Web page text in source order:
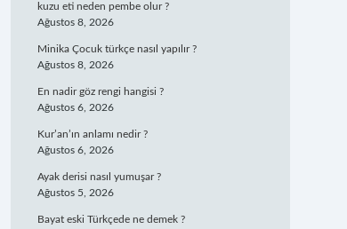
kuzu eti neden pembe olur ?
Ağustos 8, 2026
Minika Çocuk türkçe nasıl yapılır ?
Ağustos 8, 2026
En nadir göz rengi hangisi ?
Ağustos 6, 2026
Kur’an’ın anlamı nedir ?
Ağustos 6, 2026
Ayak derisi nasıl yumuşar ?
Ağustos 5, 2026
Bayat eski Türkçede ne demek ?